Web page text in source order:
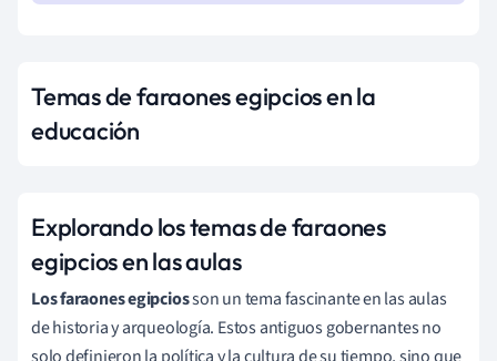
Temas de faraones egipcios en la
educación
Explorando los temas de faraones
egipcios en las aulas
Los faraones egipciosson un tema fascinante en las aulas
de historia y arqueología. Estos antiguos gobernantes no
solo definieron la política y la cultura de su tiempo, sino que